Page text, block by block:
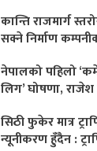
कान्ति राजमार्ग
सक्ने निर्माण
नेपालको पहिलो
लिग’ घोषणा,
सिठी फुकेर मात्र
न्यूनीकरण हुँदैन :